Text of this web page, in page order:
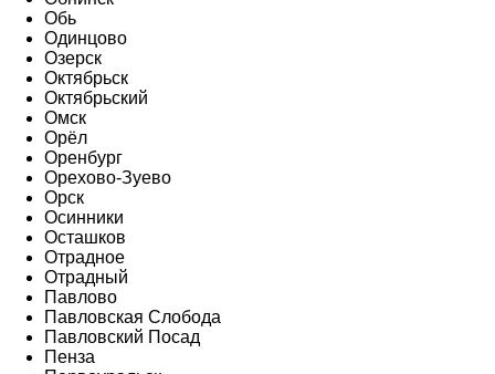
Обь
Одинцово
Озерск
Октябрьск
Октябрьский
Омск
Орёл
Оренбург
Орехово-Зуево
Орск
Осинники
Осташков
Отрадное
Отрадный
Павлово
Павловская Слобода
Павловский Посад
Пенза